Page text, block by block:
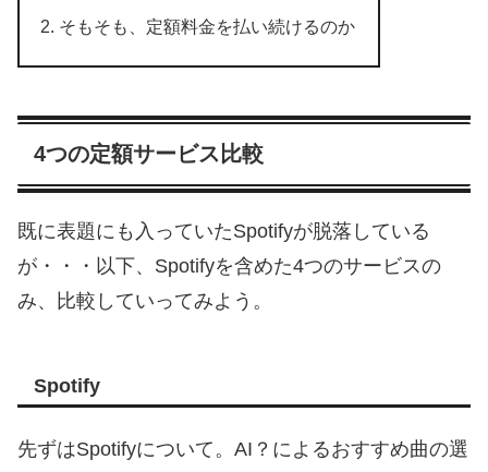
そもそも、定額料金を払い続けるのか
4つの定額サービス比較
既に表題にも入っていたSpotifyが脱落している
が・・・以下、Spotifyを含めた4つのサービスの
み、比較していってみよう。
Spotify
先ずはSpotifyについて。AI？によるおすすめ曲の選